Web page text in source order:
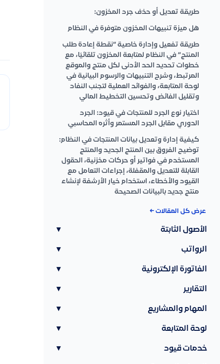
طريقة تعديل أو حذف جرد المخزون:
هل ميزة تنبيهات المخزون متوفرة في النظام
طريقة تفعيل وإدارة خاصية “نقطة إعادة طلب
المنتج” في النظام لمتابعة المخزون تلقائيًا، مع
خطوات تحديد الحد الأدنى لكل منتج والموقع
المرتبط، وشرح التنبيهات والرسوم البيانية في
لوحة المتابعة، والفوائد العملية لتجنب النفاد
وتقليل الفائض وتحسين التخطيط المالي
اختيار نوع الجرد للمنتجات في قيود: الجرد
الدوري مقابل الجرد المستمر وأثره المحاسبي
كيفية إدارة وتعديل بيانات المنتجات في النظام:
توضيح الفروق بين المنتج الجديد والمنتج
المستخدم في فواتير أو حركات مخزنية، الحقول
القابلة للتعديل والمقفلة، إجراءات التعامل مع
القيود والأخطاء، استخدام خيار الأرشفة لإنشاء
منتج جديد بالبيانات الصحيحة
عرض كل المقالات ←
الأصول الثابتة ▾
الرواتب ▾
الفاتورة الإلكترونية ▾
التقارير ▾
المهام والمشاريع ▾
لوحة المتابعة ▾
خدمات قيود ▾